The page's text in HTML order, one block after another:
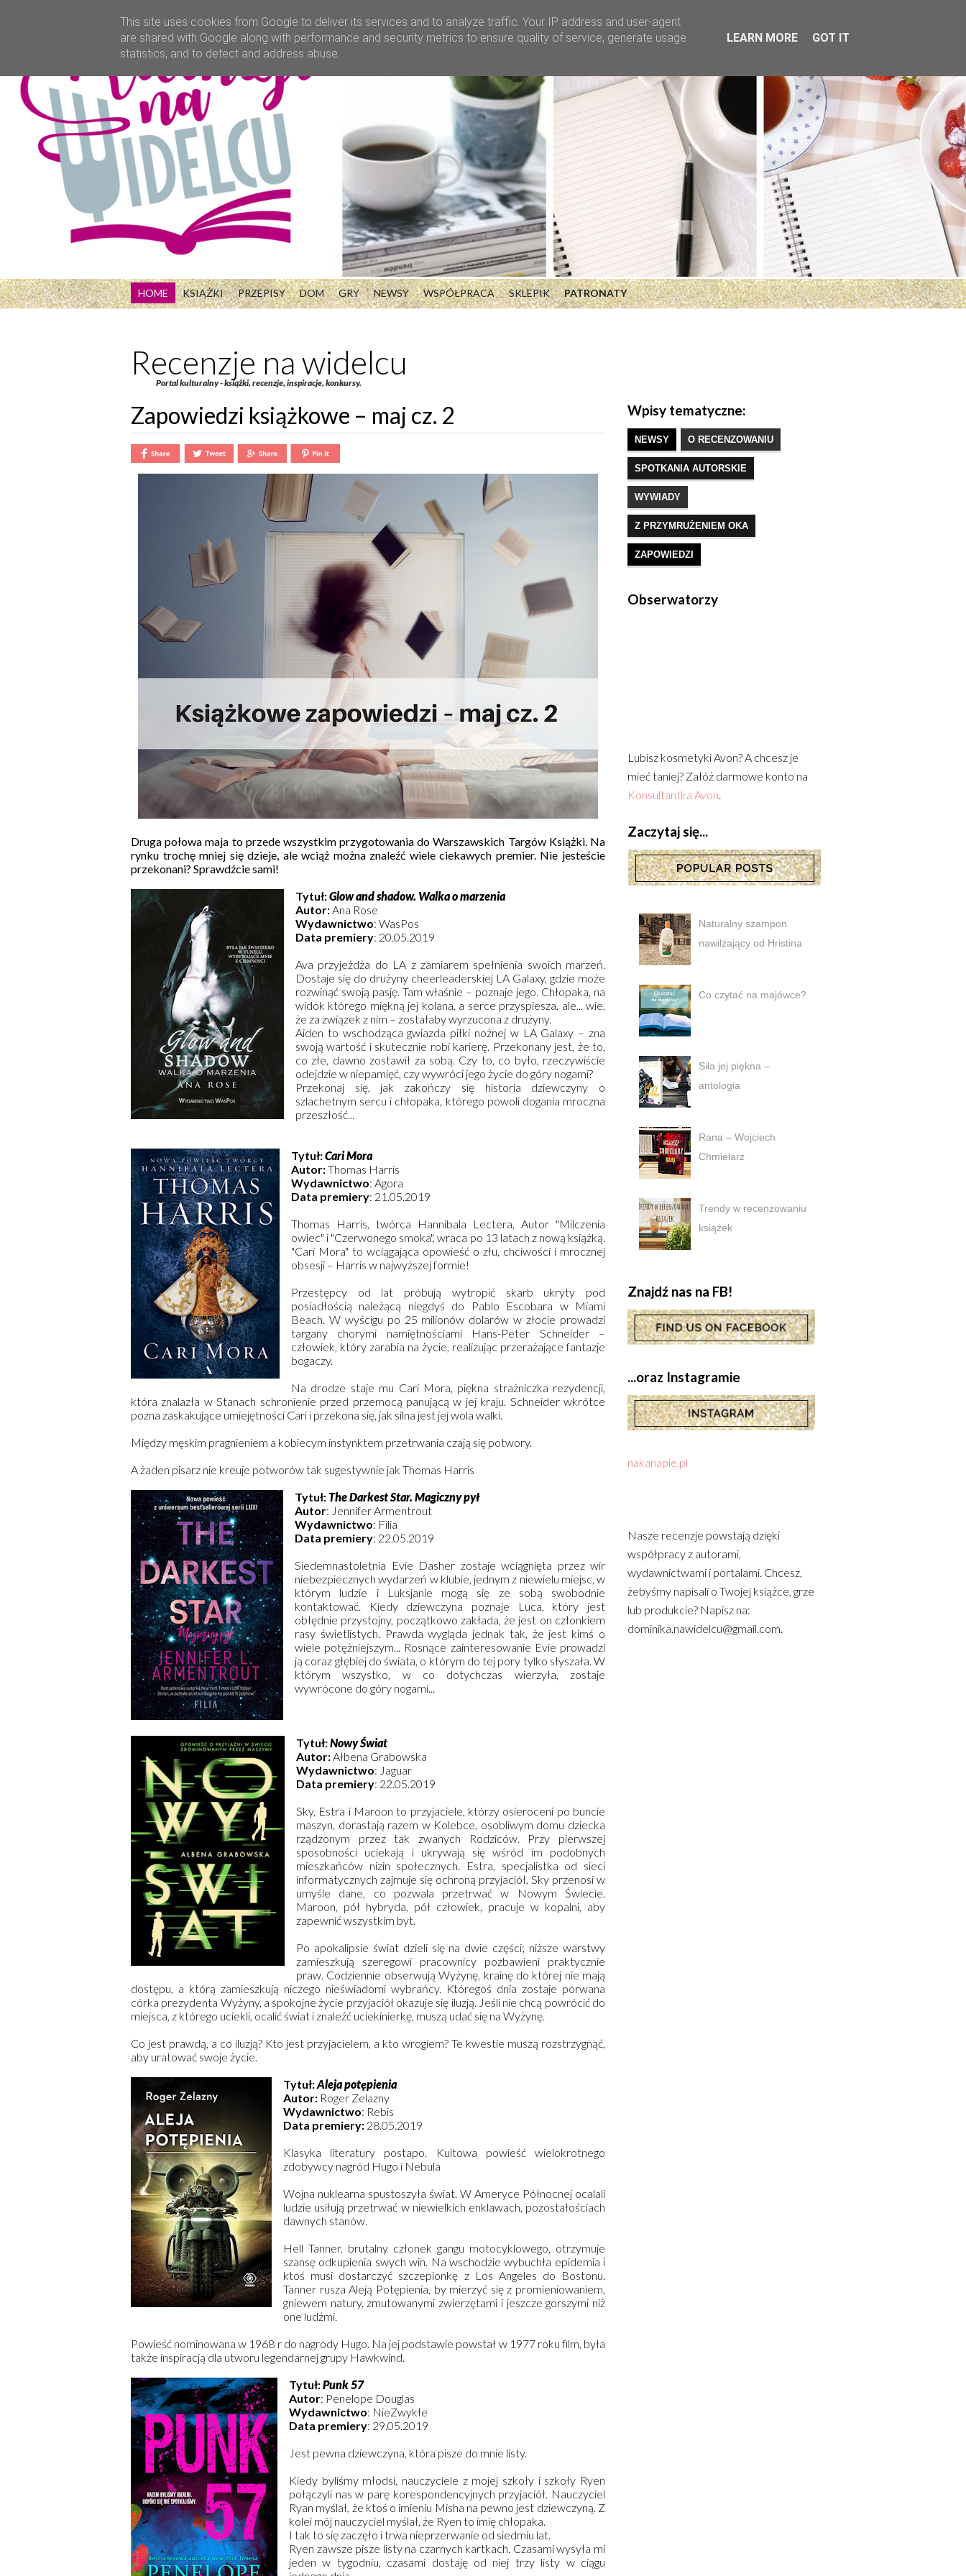
HOME KSIĄŻKI PRZEPISY DOM GRY NEWSY WSPÓŁPRACA SKLEPIK PATRONATY
Recenzje na widelcu
Portal kulturalny - książki, recenzje, inspiracje, konkursy.
Zapowiedzi książkowe – maj cz. 2
Druga połowa maja to przede wszystkim przygotowania do Warszawskich Targów Książki. Na
rynku trochę mniej się dzieje, ale wciąż można znaleźć wiele ciekawych premier. Nie jesteście
przekonani? Sprawdźcie sami!
Tytuł:Glow and shadow. Walka o marzenia
Autor:Ana Rose
Wydawnictwo: WasPos
Data premiery: 20.05.2019
Ava przyjeżdża do LA z zamiarem spełnienia swoich marzeń.
Dostaje się do drużyny cheerleaderskiej LA Galaxy, gdzie może
rozwinąć swoją pasję. Tam właśnie – poznaje jego. Chłopaka, na
widok którego miękną jej kolana, a serce przyspiesza, ale... wie,
że za związek z nim – zostałaby wyrzucona z drużyny.
Aiden to wschodząca gwiazda piłki nożnej w LA Galaxy – zna
swoją wartość i skutecznie robi karierę. Przekonany jest, że to,
co złe, dawno zostawił za sobą. Czy to, co było, rzeczywiście
odejdzie w niepamięć, czy wywróci jego życie do góry nogami?
Przekonaj się, jak zakończy się historia dziewczyny o
szlachetnym sercu i chłopaka, którego powoli dogania mroczna
przeszłość...
Tytuł:Cari Mora
Autor:Thomas Harris
Wydawnictwo: Agora
Data premiery: 21.05.2019
Thomas Harris, twórca Hannibala Lectera, Autor "Milczenia
owiec" i "Czerwonego smoka", wraca po 13 latach z nową książką.
"Cari Mora" to wciągająca opowieść o złu, chciwości i mrocznej
obsesji – Harris w najwyższej formie!
Przestępcy od lat próbują wytropić skarb ukryty pod
posiadłością należącą niegdyś do Pablo Escobara w Miami
Beach. W wyścigu po 25 milionów dolarów w złocie prowadzi
targany chorymi namiętnościami Hans-Peter Schneider –
człowiek, który zarabia na życie, realizując przerażające fantazje
bogaczy.
Na drodze staje mu Cari Mora, piękna strażniczka rezydencji,
która znalazła w Stanach schronienie przed przemocą panującą w jej kraju. Schneider wkrótce
pozna zaskakujące umiejętności Cari i przekona się, jak silna jest jej wola walki.
Między męskim pragnieniem a kobiecym instynktem przetrwania czają się potwory.
A żaden pisarz nie kreuje potworów tak sugestywnie jak Thomas Harris
Tytuł:The Darkest Star. Magiczny pył
Autor: Jennifer Armentrout
Wydawnictwo: Filia
Data premiery: 22.05.2019
Siedemnastoletnia Evie Dasher zostaje wciągnięta przez wir
niebezpiecznych wydarzeń w klubie, jednym z niewielu miejsc, w
którym ludzie i Luksjanie mogą się ze sobą swobodnie
kontaktować. Kiedy dziewczyna poznaje Luca, który jest
obłędnie przystojny, początkowo zakłada, że jest on członkiem
rasy świetlistych. Prawda wygląda jednak tak, że jest kimś o
wiele potężniejszym... Rosnące zainteresowanie Evie prowadzi
ją coraz głębiej do świata, o którym do tej pory tylko słyszała. W
którym wszystko, w co dotychczas wierzyła, zostaje
wywrócone do góry nogami...
Tytuł:Nowy Świat
Autor:Ałbena Grabowska
Wydawnictwo: Jaguar
Data premiery: 22.05.2019
Sky, Estra i Maroon to przyjaciele, którzy osieroceni po buncie
maszyn, dorastają razem w Kolebce, osobliwym domu dziecka
rządzonym przez tak zwanych Rodziców. Przy pierwszej
sposobności uciekają i ukrywają się wśród im podobnych
mieszkańców nizin społecznych. Estra, specjalistka od sieci
informatycznych zajmuje się ochroną przyjaciół, Sky przenosi w
umyśle dane, co pozwala przetrwać w Nowym Świecie.
Maroon, pół hybryda, pół człowiek, pracuje w kopalni, aby
zapewnić wszystkim byt.
Po apokalipsie świat dzieli się na dwie części; niższe warstwy
zamieszkują szeregowi pracownicy pozbawieni praktycznie
praw. Codziennie obserwują Wyżynę, krainę do której nie mają
dostępu, a którą zamieszkują niczego nieświadomi wybrańcy. Któregoś dnia zostaje porwana
córka prezydenta Wyżyny, a spokojne życie przyjaciół okazuje się iluzją. Jeśli nie chcą powrócić do
miejsca, z którego uciekli, ocalić świat i znaleźć uciekinierkę, muszą udać się na Wyżynę.
Co jest prawdą, a co iluzją? Kto jest przyjacielem, a kto wrogiem? Te kwestie muszą rozstrzygnąć,
aby uratować swoje życie.
Tytuł:Aleja potępienia
Autor: Roger Zelazny
Wydawnictwo: Rebis
Data premiery: 28.05.2019
Klasyka literatury postapo. Kultowa powieść wielokrotnego
zdobywcy nagród Hugo i Nebula
Wojna nuklearna spustoszyła świat. W Ameryce Północnej ocalali
ludzie usiłują przetrwać w niewielkich enklawach, pozostałościach
dawnych stanów.
Hell Tanner, brutalny członek gangu motocyklowego, otrzymuje
szansę odkupienia swych win. Na wschodzie wybuchła epidemia i
ktoś musi dostarczyć szczepionkę z Los Angeles do Bostonu.
Tanner rusza Aleją Potępienia, by mierzyć się z promieniowaniem,
gniewem natury, zmutowanymi zwierzętami i jeszcze gorszymi niż
one ludźmi.
Powieść nominowana w 1968 r do nagrody Hugo. Na jej podstawie powstał w 1977 roku film, była
także inspiracją dla utworu legendarnej grupy Hawkwind.
Tytuł:Punk 57
Autor: Penelope Douglas
Wydawnictwo: NieZwykłe
Data premiery: 29.05.2019
Jest pewna dziewczyna, która pisze do mnie listy.
Kiedy byliśmy młodsi, nauczyciele z mojej szkoły i szkoły Ryen
połączyli nas w parę korespondencyjnych przyjaciół. Nauczyciel
Ryan myślał, że ktoś o imieniu Misha na pewno jest dziewczyną. Z
kolei mój nauczyciel myślał, że Ryen to imię chłopaka.
I tak to się zaczęło i trwa nieprzerwanie od siedmiu lat.
Ryen zawsze pisze listy na czarnych kartkach. Czasami wysyła mi
jeden w tygodniu, czasami dostaję od niej trzy listy w ciągu
Wpisy tematyczne:
NEWSY O RECENZOWANIU
SPOTKANIA AUTORSKIE
WYWIADY
Z PRZYMRUŻENIEM OKA
ZAPOWIEDZI
Obserwatorzy
Lubisz kosmetyki Avon? A chcesz je
mieć taniej? Załóż darmowe konto na
Konsultantka Avon.
Zaczytaj się...
Naturalny szampon
nawilżający od Hristina
Co czytać na majówce?
Siła jej piękna –
antologia
Rana – Wojciech
Chmielarz
Trendy w recenzowaniu
książek
Znajdź nas na FB!
...oraz Instagramie
nakanapie.pl
Nasze recenzje powstają dzięki
współpracy z autorami,
wydawnictwami i portalami. Chcesz,
żebyśmy napisali o Twojej książce, grze
lub produkcie? Napisz na:
dominika.nawidelcu@gmail.com.
This site uses cookies from Google to deliver its services and to analyze traffic. Your IP address and user-agent
are shared with Google along with performance and security metrics to ensure quality of service, generate usage
statistics, and to detect and address abuse.
LEARN MORE GOT IT